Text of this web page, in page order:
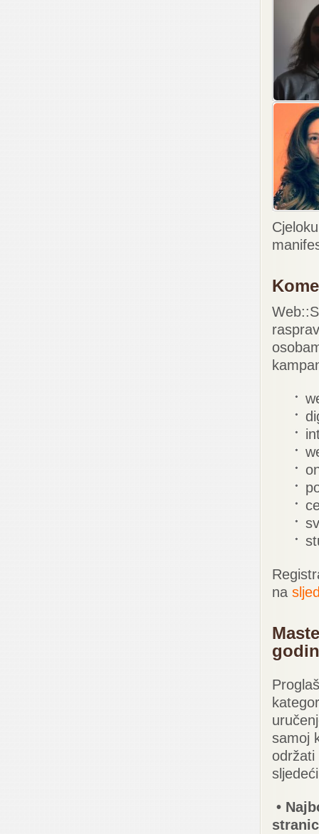
na
samoj
održati
•